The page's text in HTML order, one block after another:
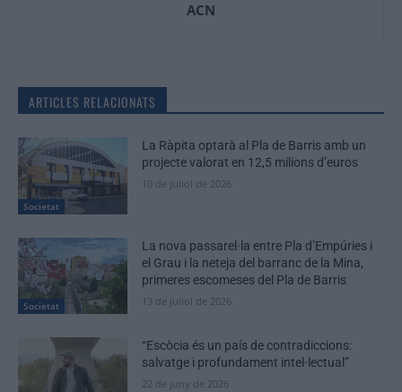
ACN
ARTICLES RELACIONATS
Societat
La Ràpita optarà al Pla de Barris amb un
projecte valorat en 12,5 milions d’euros
10 de juliol de 2026
Societat
La nova passarel·la entre Pla d’Empúries i
el Grau i la neteja del barranc de la Mina,
primeres escomeses del Pla de Barris
13 de juliol de 2026
“Escòcia és un país de contradiccions:
salvatge i profundament intel·lectual”
22 de juny de 2026